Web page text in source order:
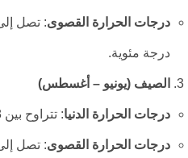
درجات الحرارة القصوى
درجة مئوية.
الصيف (يونيو – أغسطس)
درجات الحرارة الدنيا: تتراوح بين 18 إلى 22 درجة مئوية.
درجات الحرارة القصوى